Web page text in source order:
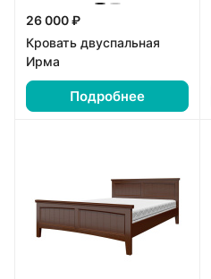
26 000 ₽
Кровать двуспальная
Ирма
Подробнее